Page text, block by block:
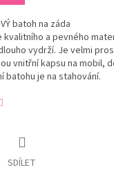
batoh na záda
kvalitního a pevného
vydrží. Je velmi
vnitřní kapsu na mobil,
batohu je na stahování.
SDÍLET